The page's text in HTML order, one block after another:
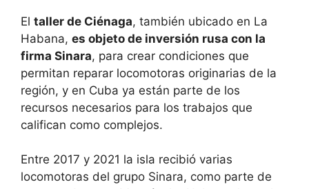
El taller de Ciénaga, también ubicado en La
Habana, es objeto de inversión rusa con la
firma Sinara, para crear condiciones que
permitan reparar locomotoras originarias de la
región, y en Cuba ya están parte de los
recursos necesarios para los trabajos que
califican como complejos.
Entre 2017 y 2021 la isla recibió varias
locomotoras del grupo Sinara, como parte de